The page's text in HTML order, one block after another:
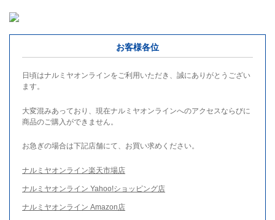
お客様各位
日頃はナルミヤオンラインをご利用いただき、誠にありがとうござい
ます。
大変混みあっており、現在ナルミヤオンラインへのアクセスならびに
商品のご購入ができません。
お急ぎの場合は下記店舗にて、お買い求めください。
ナルミヤオンライン楽天市場店
ナルミヤオンライン Yahoo!ショッピング店
ナルミヤオンライン Amazon店